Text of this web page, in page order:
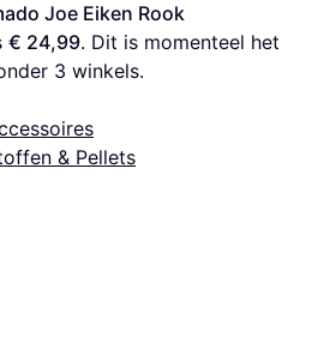
Joe Eiken Rook
€ 24,99. Dit is momenteel het
3 winkels.
& Pellets